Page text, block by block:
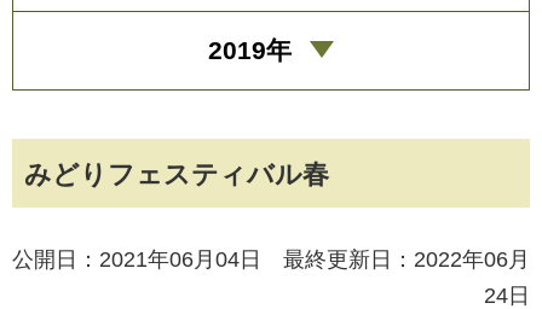
みどりフェスティバル春
公開日：2021年06月04日 最終更新日：2022年06月
24日
2019年